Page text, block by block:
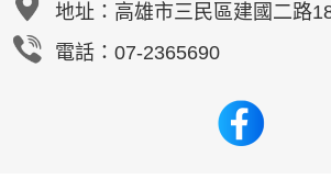
地址： 高雄市三民區建國二路
電話：07-2365690